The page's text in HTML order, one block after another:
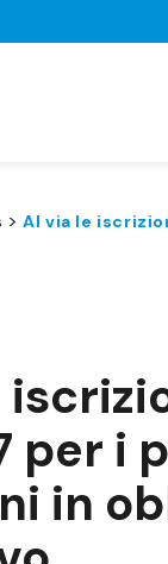
>Al via le
per i
in